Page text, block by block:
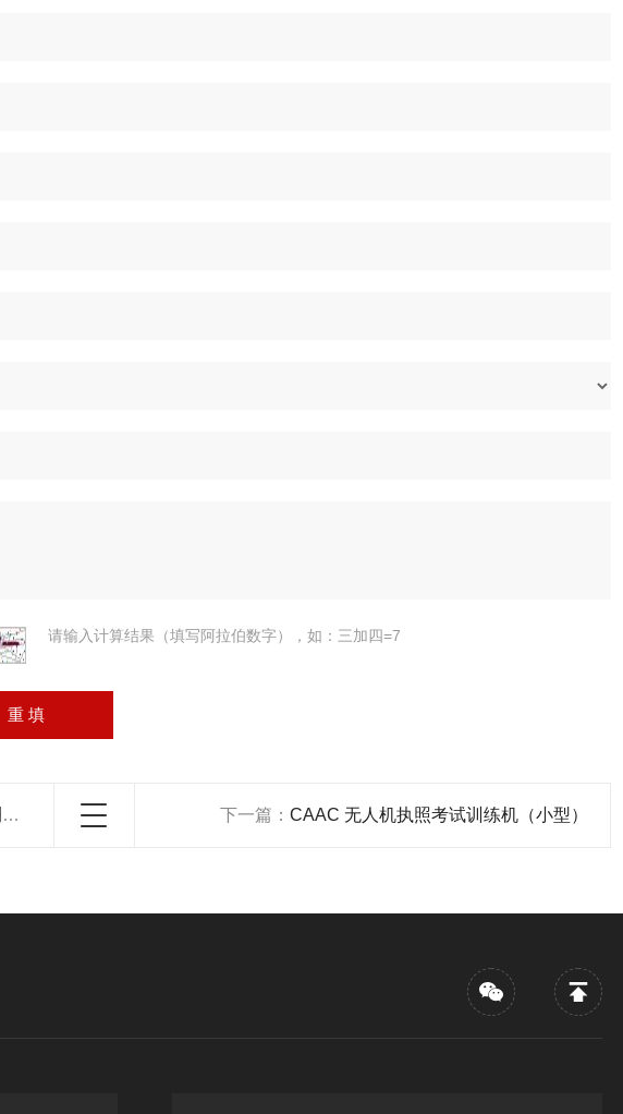
请输入计算结果（填写阿拉伯数字），如：三加四=7
下一篇： CAAC 无人机执照考试训练机（小型）